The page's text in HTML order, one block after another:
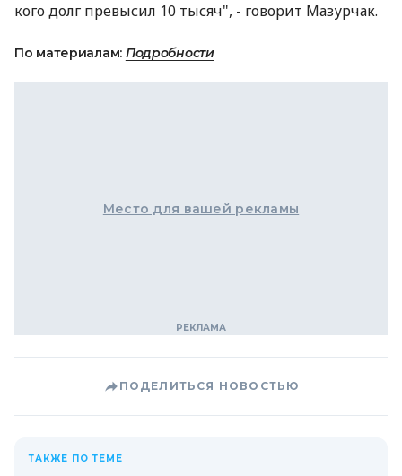
кого долг превысил 10 тысяч", - говорит Мазурчак.
По материалам: Подробности
Место для вашей рекламы
ПОДЕЛИТЬСЯ НОВОСТЬЮ
ТАКЖЕ ПО ТЕМЕ